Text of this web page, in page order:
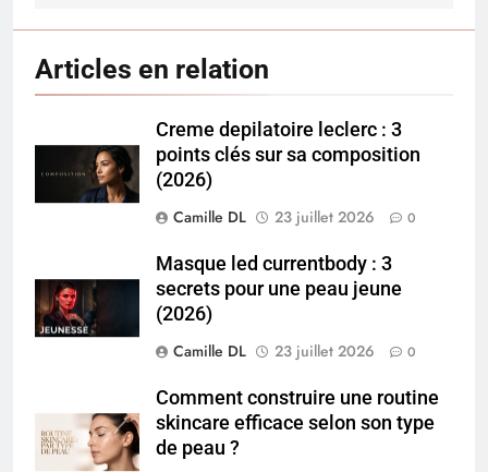
Articles en relation
Creme depilatoire leclerc : 3
points clés sur sa composition
(2026)
Camille DL
23 juillet 2026 0
Masque led currentbody : 3
secrets pour une peau jeune
(2026)
Camille DL
23 juillet 2026 0
Comment construire une routine
skincare efficace selon son type
de peau ?